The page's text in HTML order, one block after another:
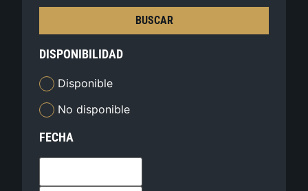
BUSCAR
DISPONIBILIDAD
Disponible
No disponible
FECHA